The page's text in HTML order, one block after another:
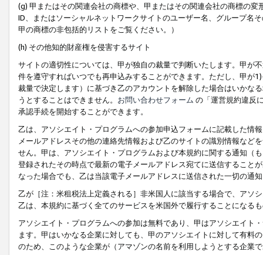
(g) 甲またはその関連会社の商標や、甲またはその関連会社の商標の
ID、またはソーシャルネットワークサイトのユーザー名、グループ名
甲の商標の非包括的リストをご覧ください。）
(h) その他知的財産権を侵害するサイト
サイトの適切性については、甲が独自の裁量で判断いたします。甲が
件を遵守すればいつでも再申込みすることができます。ただし、甲が
裁量で決定します）に基づき乙のアカウントを解除した場合はいかな
うとすることはできません。 お問い合わせフォーム の「運営規約違反
承認手続を開始することができます。
乙は、アソシエイト・プログラムへの参加申込フォームに記載した情
メールアドレスその他の連絡先情報および乙のサイトの識別情報など
せん。甲は、アソシエイト・プログラムおよび本規約に関する通知（
登録されたその時点で最新の電子メールアドレス宛てに送信すること
なった場合でも、乙は当該電子メールアドレスに送信された一切の通
乙が［注：米租税法上定義される］非米国人に該当する場合で、アソ
乙は、本規約に基づく全てのサービスを米国外で履行することになる
アソシエイト・プログラムへの参加は無料であり、甲はアソシエイト
ます。甲はいかなる企業に対しても、甲のアソシエイトに対して有料
のため、このような企業が（アマゾンの名前を利用しようとする企業